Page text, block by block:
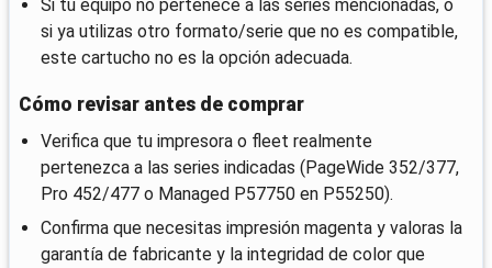
Si tu equipo no pertenece a las series mencionadas, o
si ya utilizas otro formato/serie que no es compatible,
este cartucho no es la opción adecuada.
Cómo revisar antes de comprar
Verifica que tu impresora o fleet realmente
pertenezca a las series indicadas (PageWide 352/377,
Pro 452/477 o Managed P57750 en P55250).
Confirma que necesitas impresión magenta y valoras la
garantía de fabricante y la integridad de color que